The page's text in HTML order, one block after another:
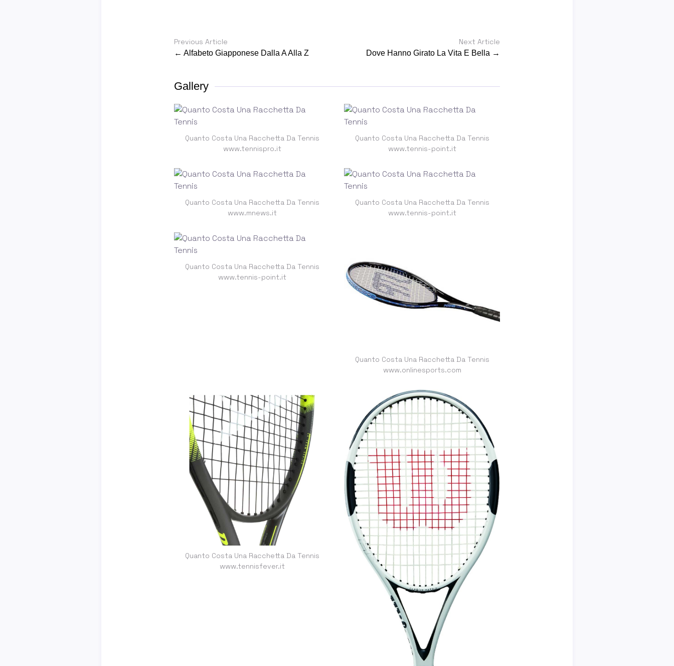
Previous Article
← Alfabeto Giapponese Dalla A Alla Z
Next Article
Dove Hanno Girato La Vita E Bella →
Gallery
Quanto Costa Una Racchetta Da Tennis
www.tennispro.it
Quanto Costa Una Racchetta Da Tennis
www.tennis-point.it
Quanto Costa Una Racchetta Da Tennis
www.mnews.it
Quanto Costa Una Racchetta Da Tennis
www.tennis-point.it
Quanto Costa Una Racchetta Da Tennis
www.tennis-point.it
Quanto Costa Una Racchetta Da Tennis
www.onlinesports.com
Quanto Costa Una Racchetta Da Tennis
www.tennisfever.it